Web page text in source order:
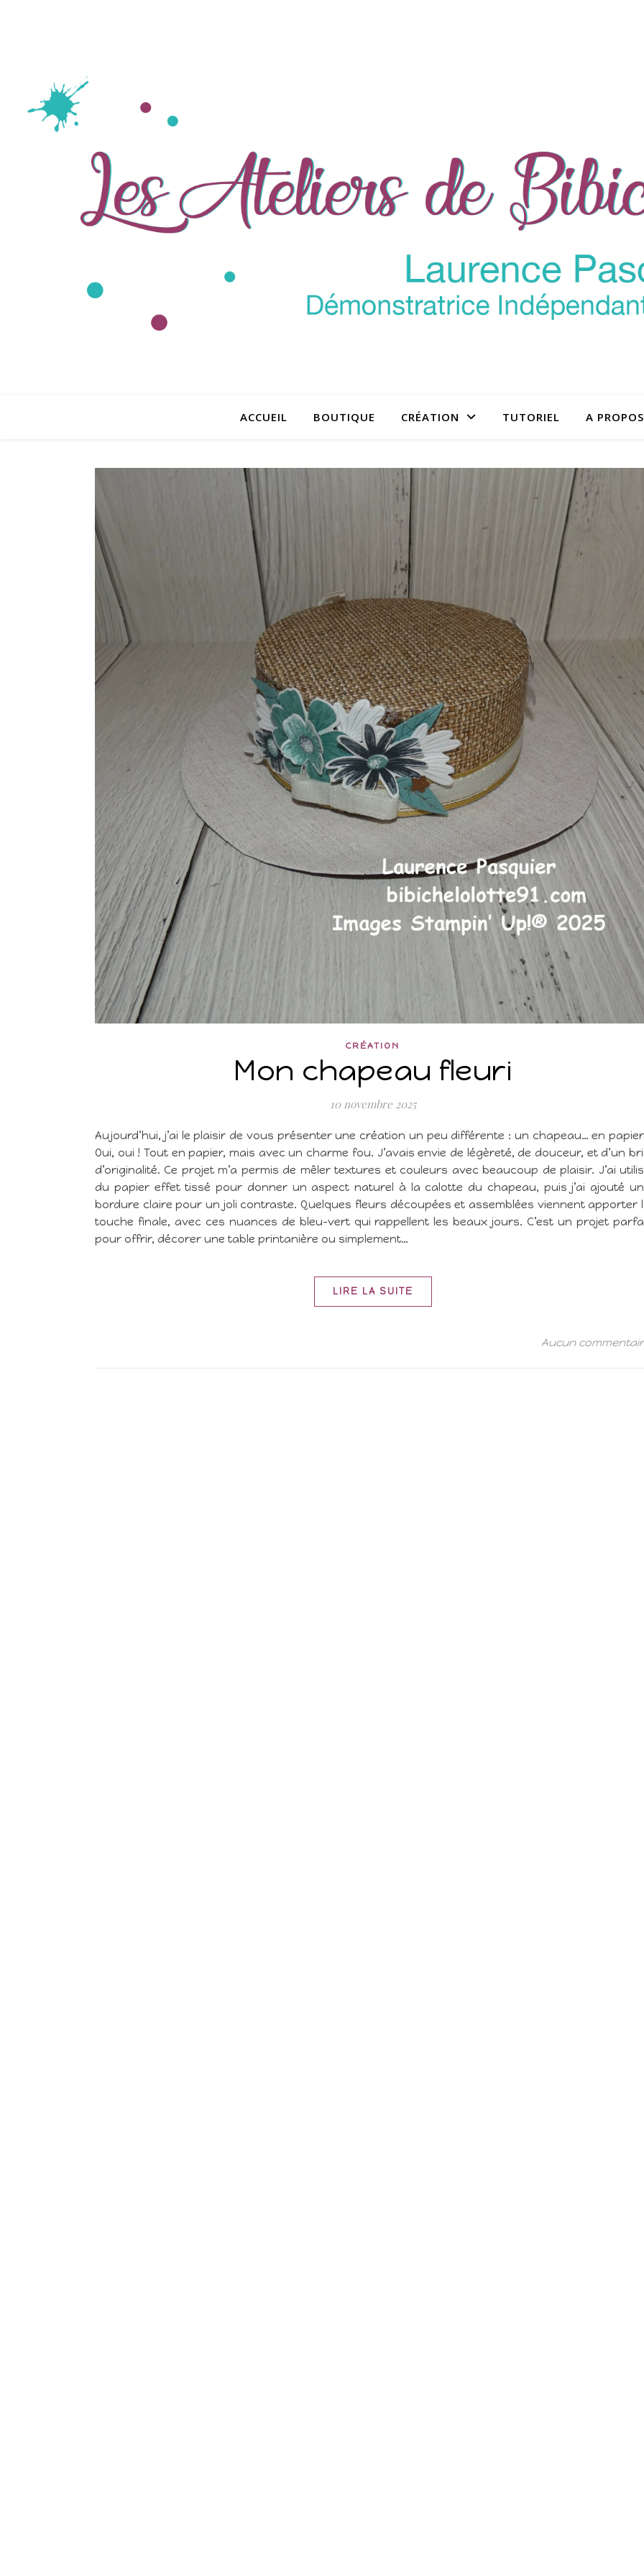
ACCUEIL BOUTIQUE CRÉATION TUTORIEL A PROPOS
CRÉATION
Mon chapeau fleuri
10 novembre 2025
Aujourd’hui, j’ai le plaisir de vous présenter une création un peu différente : un chapeau… en
Oui, oui ! Tout en papier, mais avec un charme fou. J’avais envie de légèreté, de douceur, et d’un
d’originalité. Ce projet m’a permis de mêler textures et couleurs avec beaucoup de plaisir. J’ai
du papier effet tissé pour donner un aspect naturel à la calotte du chapeau, puis j’ai ajouté
bordure claire pour un joli contraste. Quelques fleurs découpées et assemblées viennent apporter
touche finale, avec ces nuances de bleu-vert qui rappellent les beaux jours. C’est un projet
pour offrir, décorer une table printanière ou simplement…
LIRE LA SUITE
Aucun